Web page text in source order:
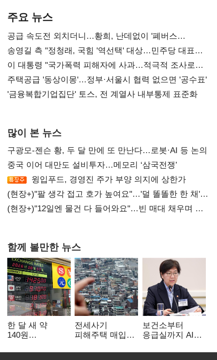
주요 뉴스
공급 속도전 외치더니…황희, 난데없이 '폐버스
리모델링' 제안
송영길 측 "정청래, 국힘 '역선택' 대상…민주당 대표로
총선 지휘 못해"
이 대통령 "국가폭력 피해자에 사과…적극적 조사로
진실 밝혀야"
주택공급 '동상이몽'…정부·서울시 협력 없으면 '공수표'
'금융복합기업집단' 토스, 전 계열사 내부통제 표준화
많이 본 뉴스
구광모-젠슨 황, 두 달 만에 또 만난다…로봇·AI 등 논의
중국 이어 대만도 설비투자…메모리 ‘삼국전쟁’
윙입푸드, 경영진 주가 부양 의지에 상한가
(현장+)"팔 생각 접고 호가 높여요"…'덜 똘똘한 한 채'
20억 키맞추기
(현장+)"12일엔 물건 다 들어와요"…빈 매대 채우며 문
함께 볼만한 뉴스
한 달 새 약
140원
엔저'에 원화
전세사기
피해주택 매입
누적 피해자
보건소부터
응급실까지 AI
혁신 본격화